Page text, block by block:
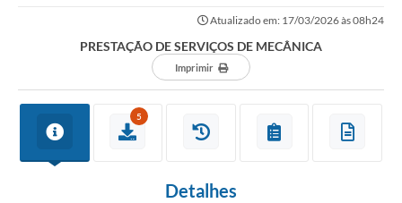
Atualizado em: 17/03/2026 às 08h24
PRESTAÇÃO DE SERVIÇOS DE MECÂNICA
Imprimir
5
Detalhes